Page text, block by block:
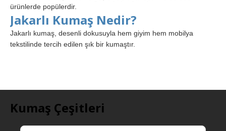
ürünlerde popülerdir.
Jakarlı Kumaş Nedir?
Jakarlı kumaş, desenli dokusuyla hem giyim hem mobilya
tekstilinde tercih edilen şık bir kumaştır.
Kumaş Çeşitleri